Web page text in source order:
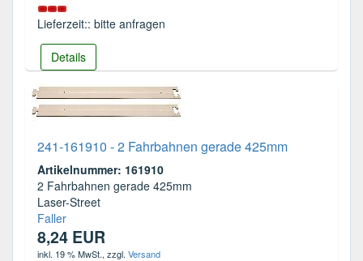
Lieferzeit:: bitte anfragen
Details
241-161910 - 2 Fahrbahnen gerade 425mm
Artikelnummer: 161910
2 Fahrbahnen gerade 425mm
Laser-Street
Faller
8,24 EUR
inkl. 19 % MwSt., zzgl. Versand